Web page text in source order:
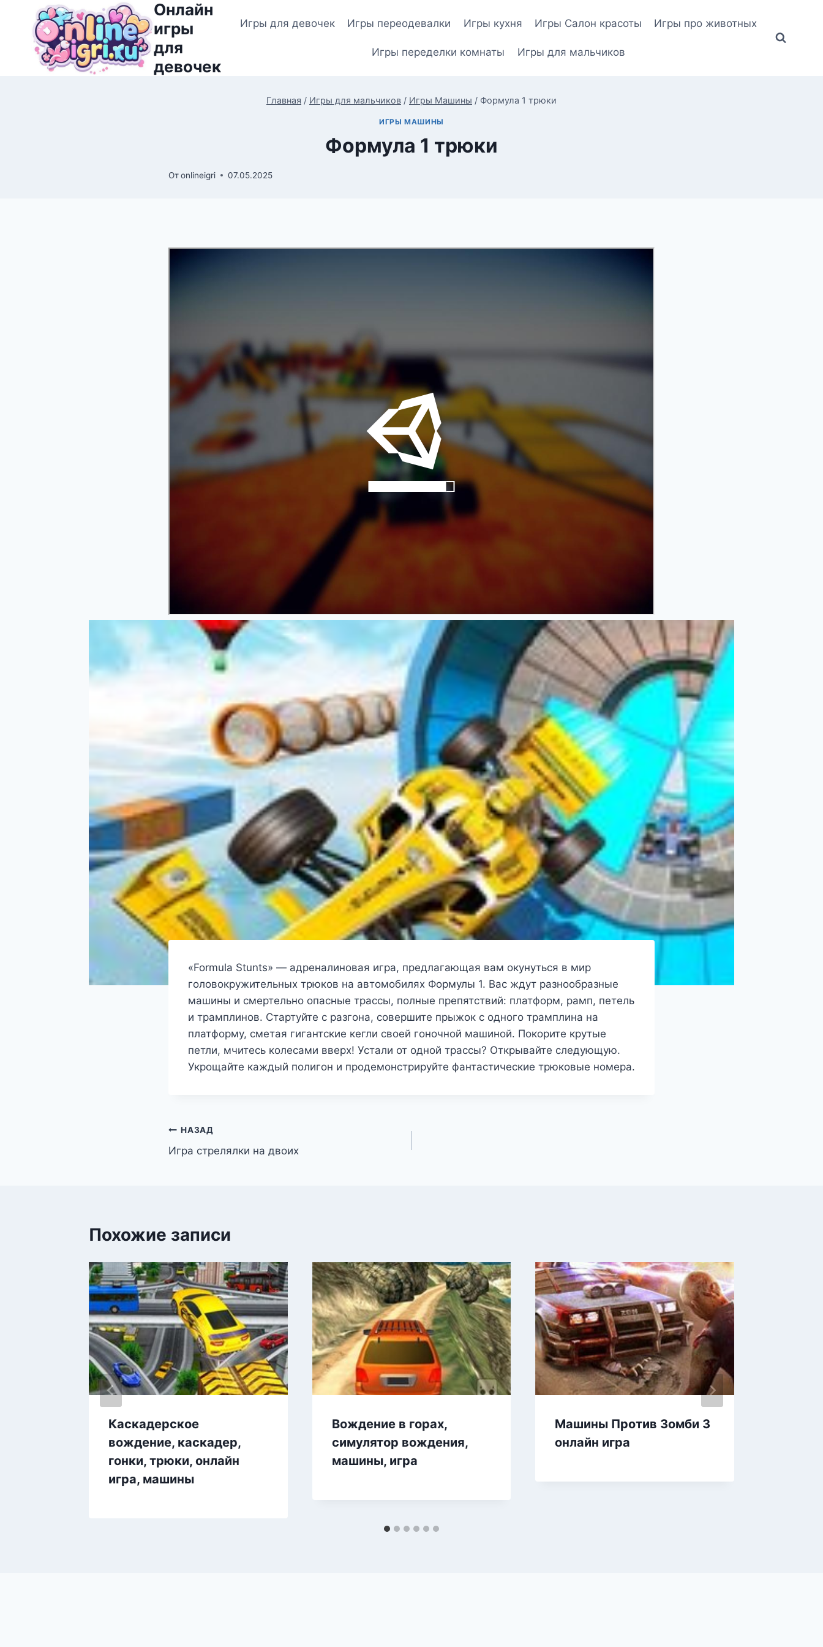
Перейти
содержимому
Онлайн
игры
для
девочек
Игры для девочек Игры переодевалки Игры кухня Игры Салон красоты Игры про животных
Игры переделки комнаты Игры для мальчиков
Главная / Игры для мальчиков / Игры Машины / Формула 1 трюки
ИГРЫ МАШИНЫ
Формула 1 трюки
Отonlineigri 07.05.2025
«Formula Stunts» — адреналиновая игра, предлагающая вам окунуться в мир
головокружительных трюков на автомобилях Формулы 1. Вас ждут разнообразные
машины и смертельно опасные трассы, полные препятствий: платформ, рамп, петель
и трамплинов. Стартуйте с разгона, совершите прыжок с одного трамплина на
платформу, сметая гигантские кегли своей гоночной машиной. Покорите крутые
петли, мчитесь колесами вверх! Устали от одной трассы? Открывайте следующую.
Укрощайте каждый полигон и продемонстрируйте фантастические трюковые номера.
Навигация
по
НАЗАД
Игра стрелялки на двоих
Похожие записи
Каскадерское
вождение, каскадер,
гонки, трюки, онлайн
игра, машины
Вождение в горах,
симулятор вождения,
машины, игра
Машины Против Зомби 3
онлайн игра